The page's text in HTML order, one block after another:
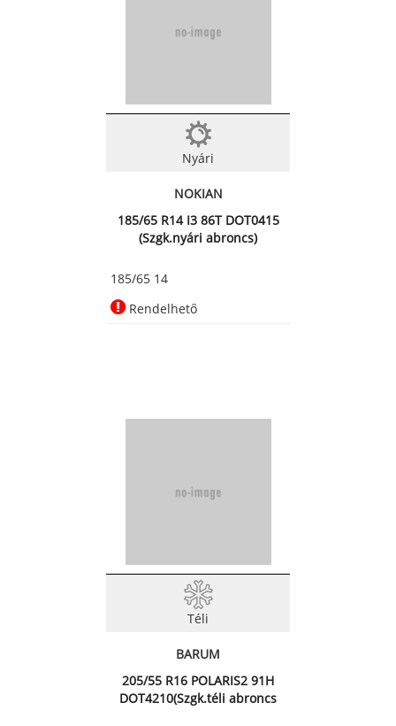
Nyári
NOKIAN
185/65 R14 I3 86T DOT0415
(Szgk.nyári abroncs)
185/65 14
Rendelhető
Téli
BARUM
205/55 R16 POLARIS2 91H
DOT4210(Szgk.téli abroncs